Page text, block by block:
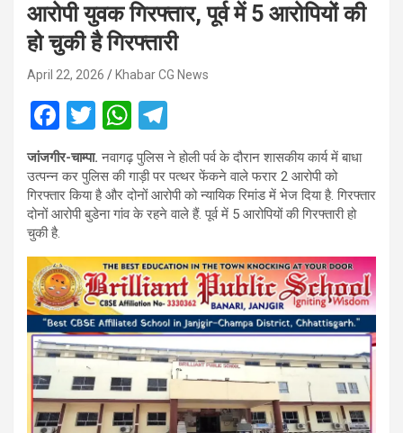
आरोपी युवक गिरफ्तार, पूर्व में 5 आरोपियों की
हो चुकी है गिरफ्तारी
April 22, 2026 Khabar CG News
F
a
ce
b
o
o
k
T
wi
tt
er
W
h
at
s
A
p
p
el
e
gr
a
m
जांजगीर-चाम्पा. नवागढ़ पुलिस ने होली पर्व के दौरान शासकीय कार्य में बाधा
उत्पन्न कर पुलिस की गाड़ी पर पत्थर फेंकने वाले फरार 2 आरोपी को
गिरफ्तार किया है और दोनों आरोपी को न्यायिक रिमांड में भेज दिया है. गिरफ्तार
दोनों आरोपी बुडेना गांव के रहने वाले हैं. पूर्व में 5 आरोपियों की गिरफ्तारी हो
चुकी है.